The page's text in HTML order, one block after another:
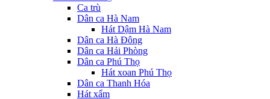
Ca trù
Dân ca Hà Nam
Hát Dậm Hà Nam
Dân ca Hà Đông
Dân ca Hải Phòng
Dân ca Phú Thọ
Hát xoan Phú Thọ
Dân ca Thanh Hóa
Hát xẩm